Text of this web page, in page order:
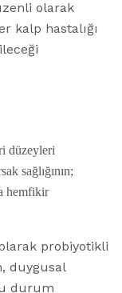
olarak
kalp hastalığı
düzeyleri
sağlığının;
hemfikir
probiyotikli
duygusal
durum